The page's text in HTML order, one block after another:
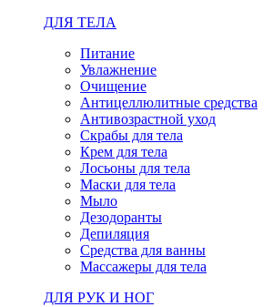
ДЛЯ ТЕЛА
Питание
Увлажнение
Очищение
Антицеллюлитные средства
Антивозрастной уход
Скрабы для тела
Крем для тела
Лосьоны для тела
Маски для тела
Мыло
Дезодоранты
Депиляция
Средства для ванны
Массажеры для тела
ДЛЯ РУК И НОГ